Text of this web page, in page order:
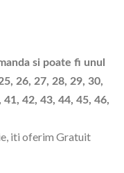
si poate fi unul
26, 27, 28, 29, 30,
42, 43, 44, 45, 46,
iti oferim Gratuit